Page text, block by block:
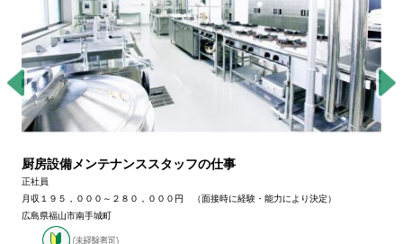
厨房設備メンテナンススタッフの仕事
正社員
月収１９５，０００～２８０，０００円 （面接時に経験・能力により決定）
広島県福山市南手城町